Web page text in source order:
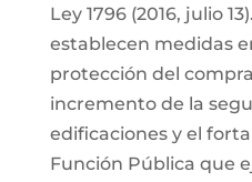
Ley 1796 (2016, julio
establecen medidas
protección del
incremento de la
edificaciones y el
Función Pública que